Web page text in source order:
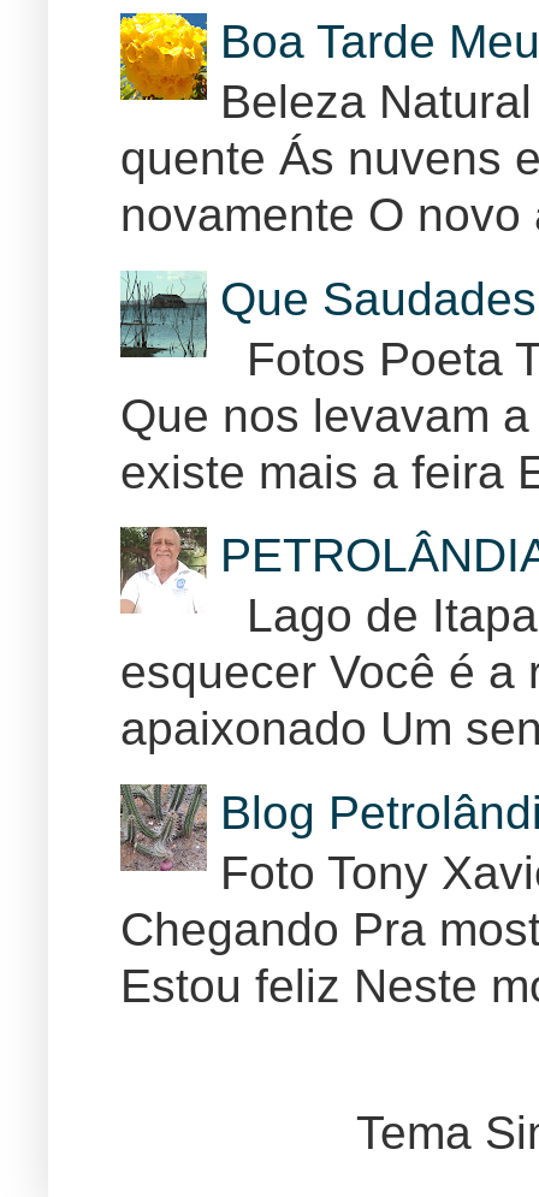
Boa Tarde
Beleza
quente Ás nuvens
novamente O
Que
Fotos Poeta
Que nos levavam
existe mais a feira
Lago de
esquecer Você é a
apaixonado Um
Blog
Foto Tony
Chegando Pra
Estou feliz Neste
Tema